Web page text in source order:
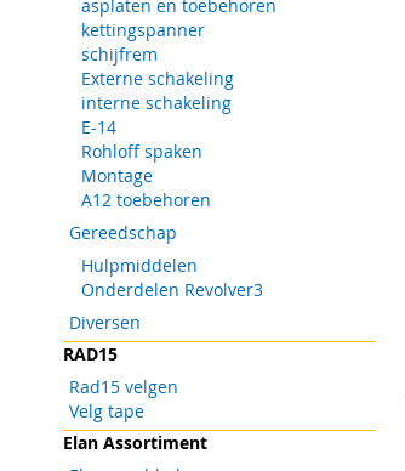
asplaten en toebehoren
kettingspanner
schijfrem
Externe schakeling
interne schakeling
E-14
Rohloff spaken
Montage
A12 toebehoren
Gereedschap
Hulpmiddelen
Onderdelen Revolver3
Diversen
RAD15
Rad15 velgen
Velg tape
Elan Assortiment